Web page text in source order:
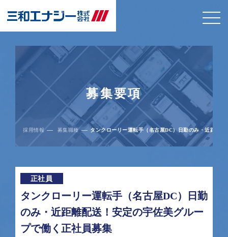
募集要項
採用情報 募集職種 タンクローリー運転手（名古屋DC）日勤のみ・近距離
正社員
タンクローリー運転手（名古屋DC）日勤
のみ・近距離配送！安定の宇佐美グルー
プで働く正社員募集